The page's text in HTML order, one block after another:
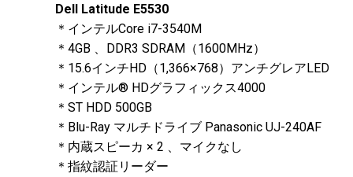
Dell Latitude E5530
＊インテルCore i7-3540M
＊4GB 、DDR3 SDRAM（1600MHz）
＊15.6インチHD（1,366×768）アンチグレアLED
＊インテル® HDグラフィックス4000
＊ST HDD 500GB
＊Blu-Ray マルチドライブ Panasonic UJ-240AF
＊内蔵スピーカ × 2 、マイクなし
＊指紋認証リーダー